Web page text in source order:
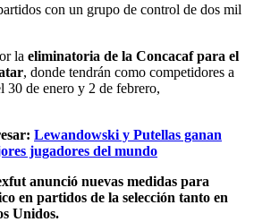
con un grupo de control de dos mil
la eliminatoria de la Concacaf para el
, donde tendrán como competidores a
30 de enero y 2 de febrero,
Lewandowski y Putellas ganan
jugadores del mundo
anunció nuevas medidas para
en partidos de la selección tanto en
Unidos.